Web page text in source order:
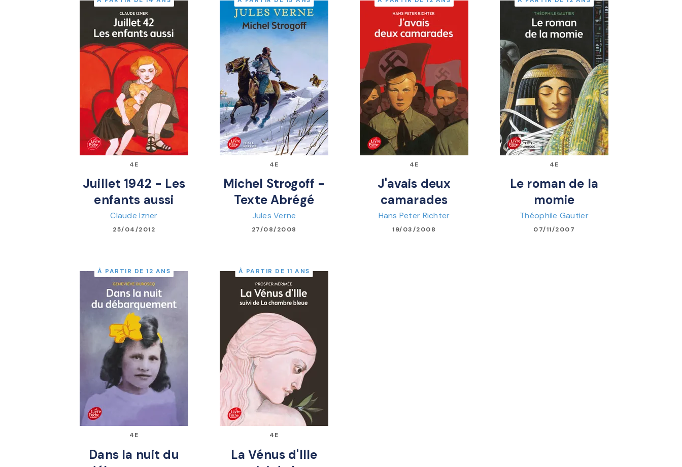
4E
Juillet 1942 - Les
enfants aussi
Claude Izner
25/04/2012
4E
Michel Strogoff -
Texte Abrégé
Jules Verne
27/08/2008
4E
J'avais deux
camarades
Hans Peter Richter
19/03/2008
4E
Le roman de la
momie
Théophile Gautier
07/11/2007
À PARTIR DE 12 ANS
4E
Dans la nuit du
À PARTIR DE 11 ANS
4E
La Vénus d'Ille